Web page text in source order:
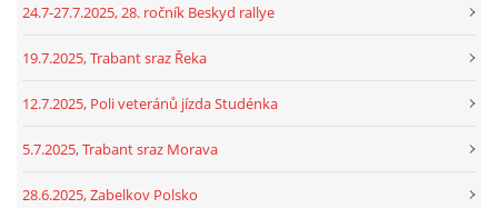
24.7-27.7.2025, 28. ročník Beskyd rallye
19.7.2025, Trabant sraz Řeka
12.7.2025, Poli veteránů jízda Studénka
5.7.2025, Trabant sraz Morava
28.6.2025, Zabelkov Polsko